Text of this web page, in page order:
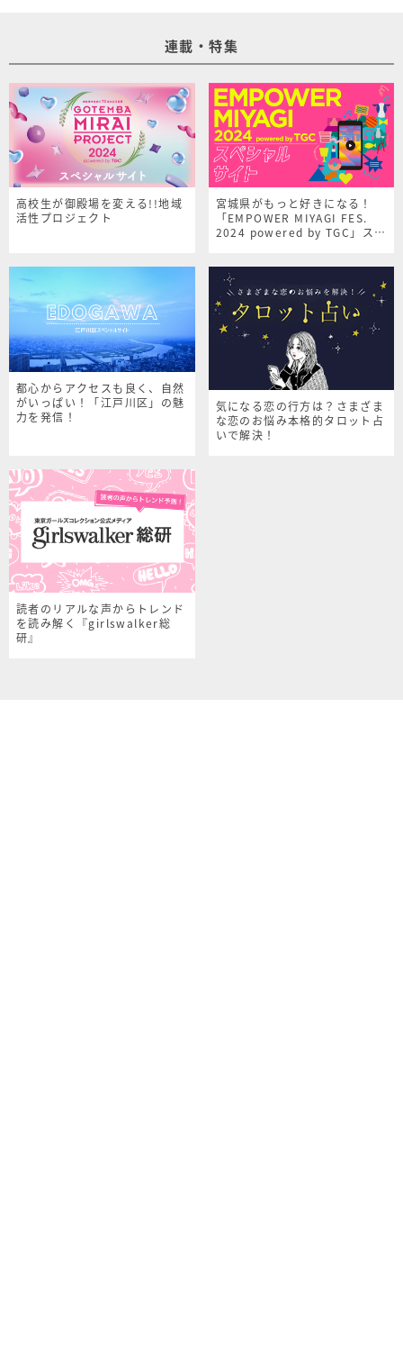
連載・特集
高校生が御殿場を変える!!地域
活性プロジェクト
宮城県がもっと好きになる！
「EMPOWER MIYAGI FES.
2024 powered by TGC」スペ
都心からアクセスも良く、自然
がいっぱい！「江戸川区」の魅
力を発信！
気になる恋の行方は？さまざま
な恋のお悩み本格的タロット占
いで解決！
読者のリアルな声からトレンド
を読み解く『girlswalker総
研』